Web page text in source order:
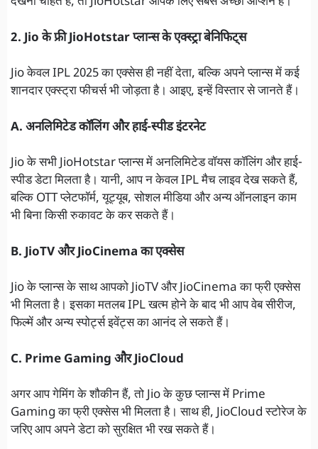
2. Jio के फ्री JioHotstar प्लान्स के एक्स्ट्रा बेनिफिट्स
Jio केवल IPL 2025 का एक्सेस ही नहीं देता, बल्कि अपने प्लान्स में कई
शानदार एक्स्ट्रा फीचर्स भी जोड़ता है। आइए, इन्हें विस्तार से जानते हैं।
A. अनलिमिटेड कॉलिंग और हाई-स्पीड इंटरनेट
Jio के सभी JioHotstar प्लान्स में अनलिमिटेड वॉयस कॉलिंग और हाई-
स्पीड डेटा मिलता है। यानी, आप न केवल IPL मैच लाइव देख सकते हैं,
बल्कि OTT प्लेटफॉर्म, यूट्यूब, सोशल मीडिया और अन्य ऑनलाइन काम
भी बिना किसी रुकावट के कर सकते हैं।
B. JioTV और JioCinema का एक्सेस
Jio के प्लान्स के साथ आपको JioTV और JioCinema का फ्री एक्सेस
भी मिलता है। इसका मतलब IPL खत्म होने के बाद भी आप वेब सीरीज,
फिल्में और अन्य स्पोर्ट्स इवेंट्स का आनंद ले सकते हैं।
C. Prime Gaming और JioCloud
अगर आप गेमिंग के शौकीन हैं, तो Jio के कुछ प्लान्स में Prime
Gaming का फ्री एक्सेस भी मिलता है। साथ ही, JioCloud स्टोरेज के
जरिए आप अपने डेटा को सुरक्षित भी रख सकते हैं।